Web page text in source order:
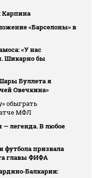
Карпина
«Барселоны» в
«У нас
Шикарно бы
Буллета я
Овечкина»
обыграть
МФЛ
легенда. В любое
футбола призвала
главы ФИФА